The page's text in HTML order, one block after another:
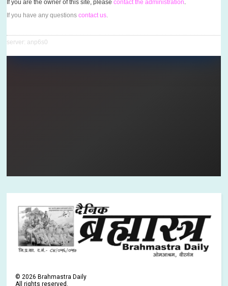
©2026 Brahmastra Daily
All rights reserved.